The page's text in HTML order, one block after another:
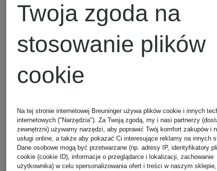
SCHMENGER
Loafersy
MILL
Penny
loafers
Twoja zgoda na
stosowanie plików
cookie
Na tej stronie internetowej Breuninger używa plików cookie i innych
internetowych ("Narzędzia"). Za Twoją zgodą, my i nasi partnerzy
zewnętrzni) używamy narzędzi, aby poprawić Twój komfort zakupów i
usługi online, a także aby pokazać Ci interesujące reklamy na innych
Dane osobowe mogą być przetwarzane (np. adresy IP, identyfikatory
cookie (cookie ID), informacje o przeglądarce i lokalizacji, zachowanie
użytkownika) w celu spersonalizowania ofert i treści w naszym sklepie,